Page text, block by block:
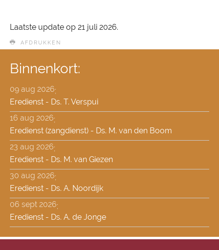
Laatste update op 21 juli 2026.
AFDRUKKEN
Binnenkort:
09 aug 2026;
Eredienst - Ds. T. Verspui
16 aug 2026;
Eredienst (zangdienst) - Ds. M. van den Boom
23 aug 2026;
Eredienst - Ds. M. van Giezen
30 aug 2026;
Eredienst - Ds. A. Noordijk
06 sept 2026;
Eredienst - Ds. A. de Jonge